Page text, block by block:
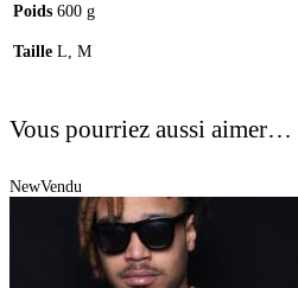
Poids 600 g
Taille L, M
Vous pourriez aussi aimer…
NewVendu